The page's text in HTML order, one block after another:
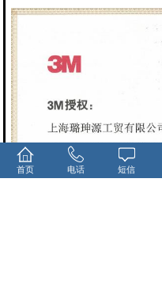
首页 电话 短信